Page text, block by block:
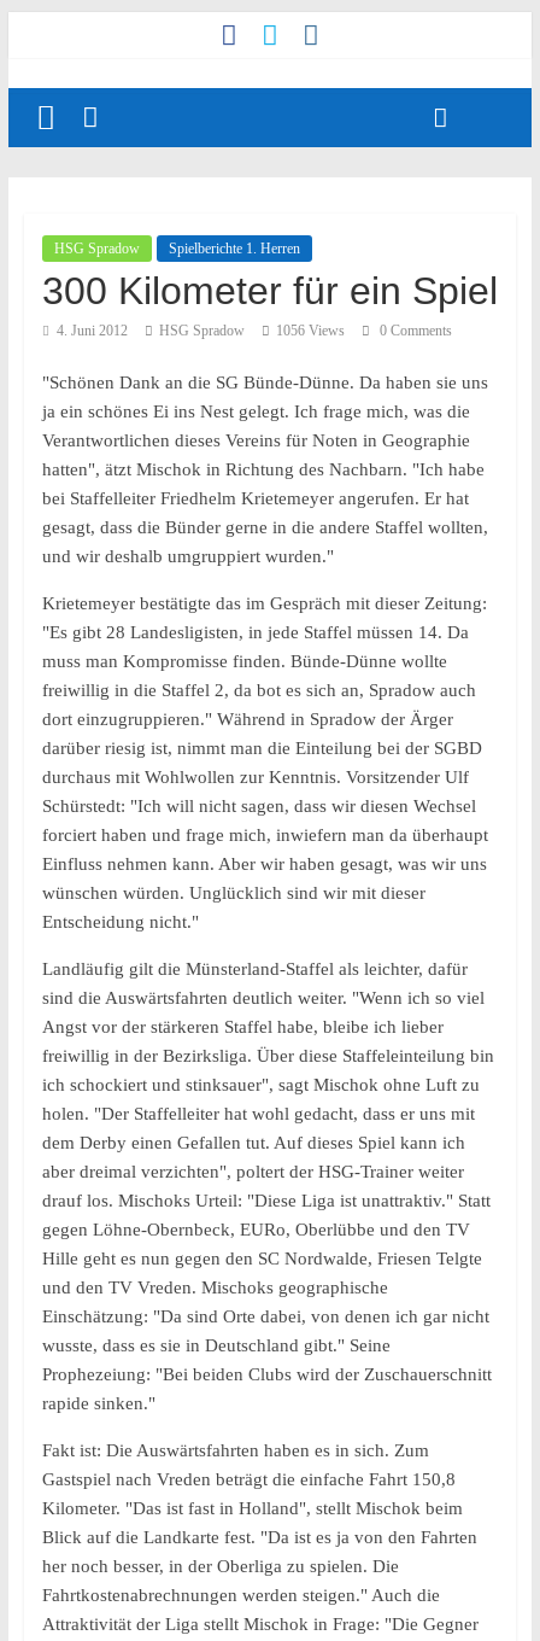
HSG Spradow Spielberichte 1. Herren
300 Kilometer für ein Spiel
4. Juni 2012 HSG Spradow 1056 Views 0 Comments
"Schönen Dank an die SG Bünde-Dünne. Da haben sie uns
ja ein schönes Ei ins Nest gelegt. Ich frage mich, was die
Verantwortlichen dieses Vereins für Noten in Geographie
hatten", ätzt Mischok in Richtung des Nachbarn. "Ich habe
bei Staffelleiter Friedhelm Krietemeyer angerufen. Er hat
gesagt, dass die Bünder gerne in die andere Staffel wollten,
und wir deshalb umgruppiert wurden."
Krietemeyer bestätigte das im Gespräch mit dieser Zeitung:
"Es gibt 28 Landesligisten, in jede Staffel müssen 14. Da
muss man Kompromisse finden. Bünde-Dünne wollte
freiwillig in die Staffel 2, da bot es sich an, Spradow auch
dort einzugruppieren." Während in Spradow der Ärger
darüber riesig ist, nimmt man die Einteilung bei der SGBD
durchaus mit Wohlwollen zur Kenntnis. Vorsitzender Ulf
Schürstedt: "Ich will nicht sagen, dass wir diesen Wechsel
forciert haben und frage mich, inwiefern man da überhaupt
Einfluss nehmen kann. Aber wir haben gesagt, was wir uns
wünschen würden. Unglücklich sind wir mit dieser
Entscheidung nicht."
Landläufig gilt die Münsterland-Staffel als leichter, dafür
sind die Auswärtsfahrten deutlich weiter. "Wenn ich so viel
Angst vor der stärkeren Staffel habe, bleibe ich lieber
freiwillig in der Bezirksliga. Über diese Staffeleinteilung bin
ich schockiert und stinksauer", sagt Mischok ohne Luft zu
holen. "Der Staffelleiter hat wohl gedacht, dass er uns mit
dem Derby einen Gefallen tut. Auf dieses Spiel kann ich
aber dreimal verzichten", poltert der HSG-Trainer weiter
drauf los. Mischoks Urteil: "Diese Liga ist unattraktiv." Statt
gegen Löhne-Obernbeck, EURo, Oberlübbe und den TV
Hille geht es nun gegen den SC Nordwalde, Friesen Telgte
und den TV Vreden. Mischoks geographische
Einschätzung: "Da sind Orte dabei, von denen ich gar nicht
wusste, dass es sie in Deutschland gibt." Seine
Prophezeiung: "Bei beiden Clubs wird der Zuschauerschnitt
rapide sinken."
Fakt ist: Die Auswärtsfahrten haben es in sich. Zum
Gastspiel nach Vreden beträgt die einfache Fahrt 150,8
Kilometer. "Das ist fast in Holland", stellt Mischok beim
Blick auf die Landkarte fest. "Da ist es ja von den Fahrten
her noch besser, in der Oberliga zu spielen. Die
Fahrtkostenabrechnungen werden steigen." Auch die
Attraktivität der Liga stellt Mischok in Frage: "Die Gegner